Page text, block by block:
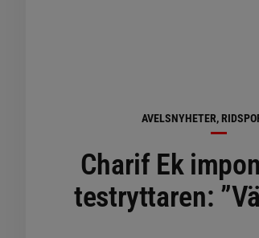
AVELSNYHETER,
Charif Ek
testryttaren: